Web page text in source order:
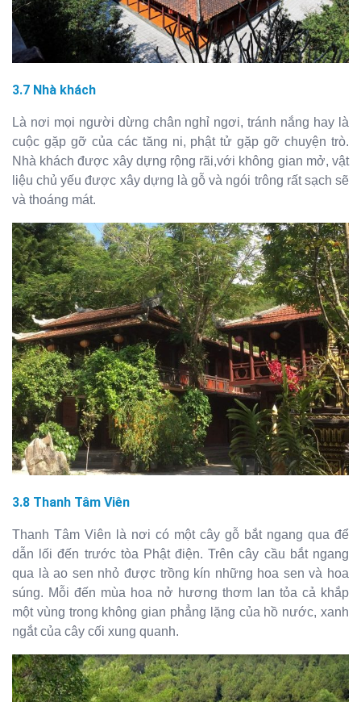
3.7 Nhà khách
Là nơi mọi người dừng chân nghỉ ngơi, tránh nắng hay là
cuộc gặp gỡ của các tăng ni, phật tử gặp gỡ chuyện trò.
Nhà khách được xây dựng rộng rãi,với không gian mở, vật
liệu chủ yếu được xây dựng là gỗ và ngói trông rất sạch sẽ
và thoáng mát.
3.8 Thanh Tâm Viên
Thanh Tâm Viên là nơi có một cây gỗ bắt ngang qua để
dẫn lối đến trước tòa Phật điện. Trên cây cầu bắt ngang
qua là ao sen nhỏ được trồng kín những hoa sen và hoa
súng. Mỗi đến mùa hoa nở hương thơm lan tỏa cả khắp
một vùng trong không gian phẳng lặng của hồ nước, xanh
ngắt của cây cối xung quanh.